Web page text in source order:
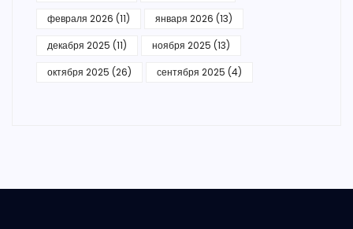
февраля 2026 (11) января 2026 (13)
декабря 2025 (11) ноября 2025 (13)
октября 2025 (26) сентября 2025 (4)